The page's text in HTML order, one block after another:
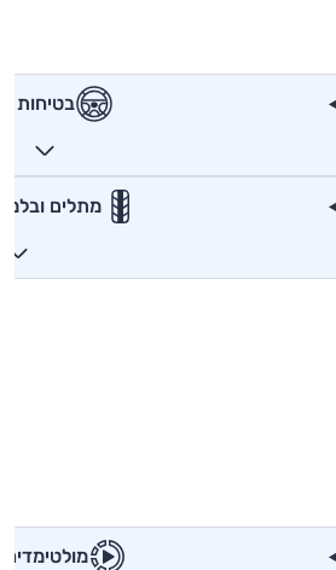
בטיחות
מתלים ובלמים
מולטימדיה